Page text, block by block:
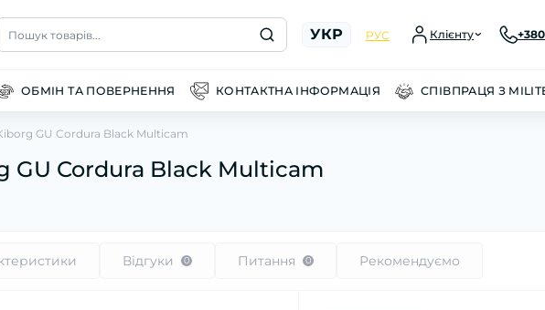
Пошук товарів... УКР РУС Клієнту
ОБМІН ТА ПОВЕРНЕННЯ КОНТАКТНА ІНФОРМАЦІЯ СПІВПРАЦЯ З
GU Cordura Black Multicam
Cordura Black Multicam
Відгуки 0 Питання 0 Рекомендуємо